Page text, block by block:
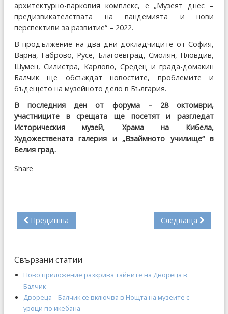
архитектурно-парковия комплекс, е „Музеят днес –
предизвикателствата на пандемията и нови
перспективи за развитие“ – 2022.
В продължение на два дни докладчиците от София,
Варна, Габрово, Русе, Благоевград, Смолян, Пловдив,
Шумен, Силистра, Карлово, Средец и града-домакин
Балчик ще обсъждат новостите, проблемите и
бъдещето на музейното дело в България.
В последния ден от форума – 28 октомври,
участниците в срещата ще посетят и разгледат
Историческия музей, Храма на Кибела,
Художествената галерия и „Взаймното училище“ в
Белия град.
Share
Предишна Следваща
Свързани статии
Ново приложение разкрива тайните на Двореца в
Балчик
Двореца – Балчик се включва в Нощта на музеите с
уроци по икебана